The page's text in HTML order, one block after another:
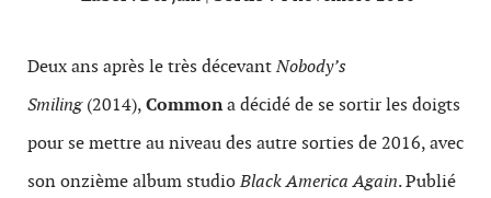
Deux ans après le très décevantNobody’s
Smiling(2014),Commona décidé de se sortir les doigts
pour se mettre au niveau des autre sorties de 2016, avec
son onzième album studioBlack America Again. Publié